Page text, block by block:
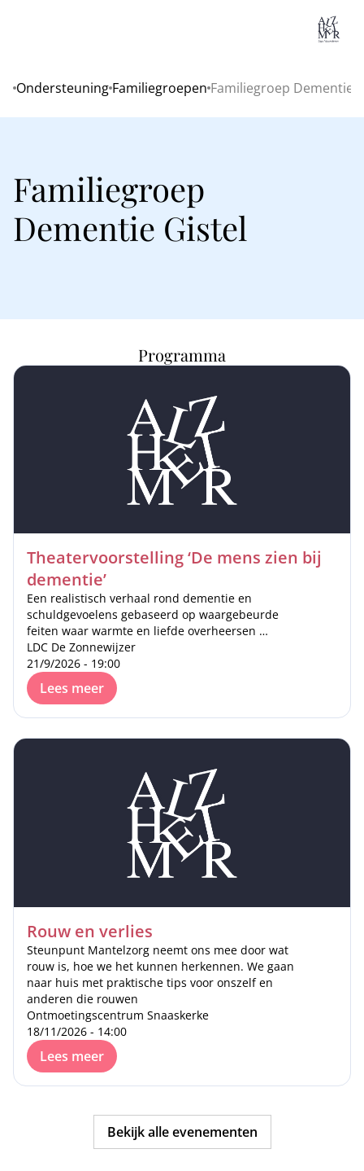
Home
Ondersteuning Familiegroepen Familiegroep Dementie
Familiegroep
Dementie Gistel
Programma
Theatervoorstelling ‘De mens zien bij
dementie’
Een realistisch verhaal rond dementie en
schuldgevoelens gebaseerd op waargebeurde
feiten waar warmte en liefde overheersen …
LDC De Zonnewijzer
21/9/2026 - 19:00
Lees meer
Rouw en verlies
Steunpunt Mantelzorg neemt ons mee door wat
rouw is, hoe we het kunnen herkennen. We gaan
naar huis met praktische tips voor onszelf en
anderen die rouwen
Ontmoetingscentrum Snaaskerke
18/11/2026 - 14:00
Lees meer
Bekijk alle evenementen